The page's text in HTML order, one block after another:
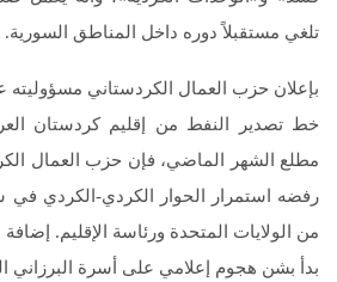
تلغي مستقبلاً دوره داخل المناطق السورية.
بإعلان حزب العمال الكردستاني
خط تصدير النفط من إقليم كردستان
مطلع الشهر الماضي، فإن حزب العمال
رفضه استمرار الحوار الكردي-الكردي في
من الولايات المتحدة ورئاسة الإقليم.
بدأ بشن هجوم إعلامي على أسرة البرزاني